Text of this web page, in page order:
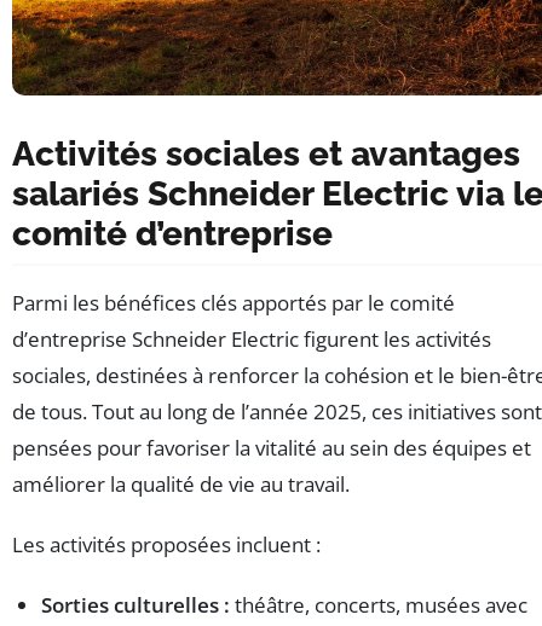
Activités sociales et avantages
salariés Schneider Electric via
comité d’entreprise
Parmi les bénéfices clés apportés par le comité
d’entreprise Schneider Electric figurent les activités
sociales, destinées à renforcer la cohésion et le bien-
de tous. Tout au long de l’année 2025, ces initiatives sont
pensées pour favoriser la vitalité au sein des équipes et
améliorer la qualité de vie au travail.
Les activités proposées incluent :
Sorties culturelles : théâtre, concerts, musées avec